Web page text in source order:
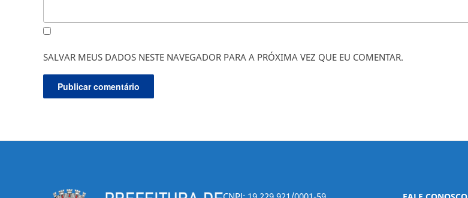
SALVAR MEUS DADOS NESTE NAVEGADOR PARA A PRÓXIMA VEZ QUE EU COMENTAR.